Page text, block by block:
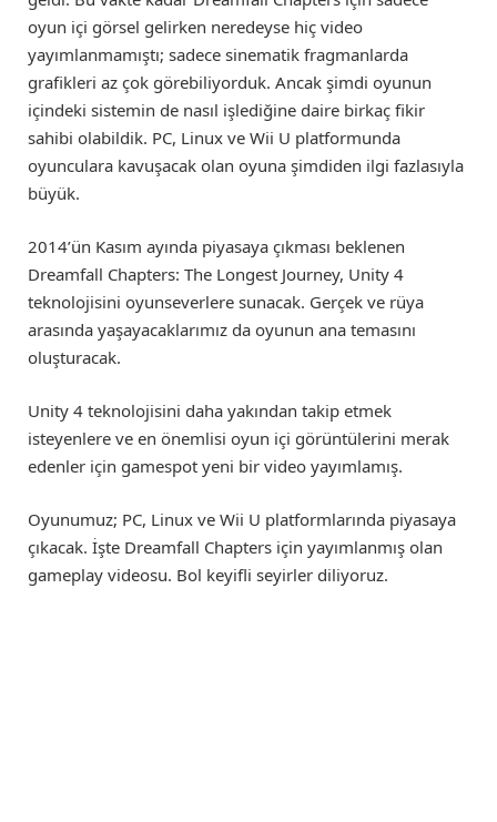
oyun içi görsel gelirken neredeyse hiç video
yayımlanmamıştı; sadece sinematik fragmanlarda
grafikleri az çok görebiliyorduk. Ancak şimdi oyunun
içindeki sistemin de nasıl işlediğine daire birkaç fikir
sahibi olabildik. PC, Linux ve Wii U platformunda
oyunculara kavuşacak olan oyuna şimdiden ilgi fazlasıyla
büyük.
2014’ün Kasım ayında piyasaya çıkması beklenen
Dreamfall Chapters: The Longest Journey, Unity 4
teknolojisini oyunseverlere sunacak. Gerçek ve rüya
arasında yaşayacaklarımız da oyunun ana temasını
oluşturacak.
Unity 4 teknolojisini daha yakından takip etmek
isteyenlere ve en önemlisi oyun içi görüntülerini merak
edenler için gamespot yeni bir video yayımlamış.
Oyunumuz; PC, Linux ve Wii U platformlarında piyasaya
çıkacak. İşte Dreamfall Chapters için yayımlanmış olan
gameplay videosu. Bol keyifli seyirler diliyoruz.